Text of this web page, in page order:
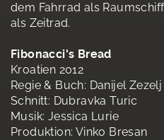
dem Fahrrad als
als Zeitrad.
Fibonacci's Bread
Kroatien 2012
Regie & Buch: Danijel Zezelj
Schnitt: Dubravka Turic
Musik: Jessica Lurie
Produktion: Vinko Bresan